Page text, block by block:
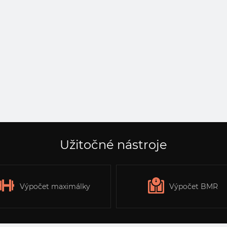
Užitočné nástroje
Výpočet maximálky Výpočet BMR